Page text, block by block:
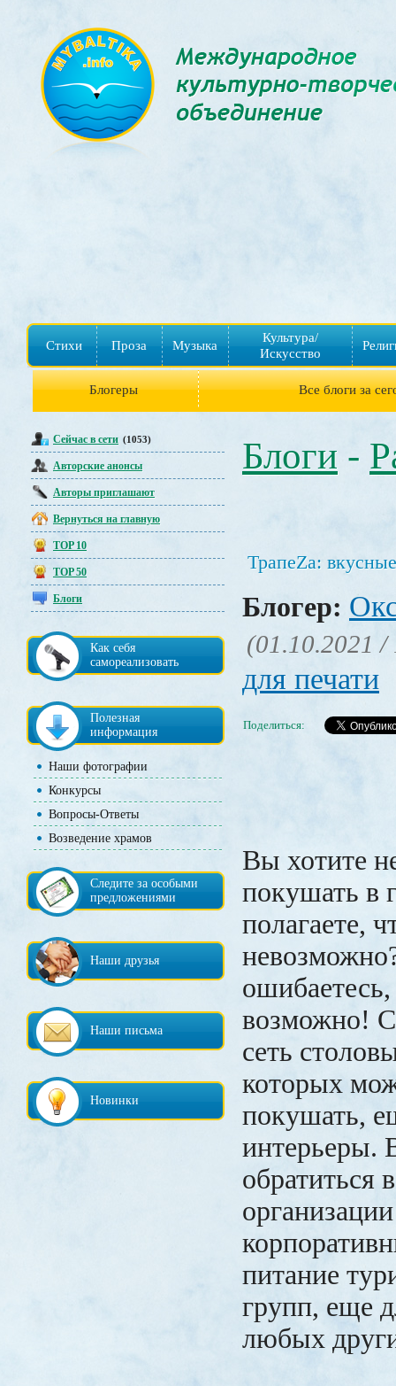
Стихи Проза Музыка
Культура/
Искусство
Блогеры Все блоги за
Сейчас в сети (1053)
Авторские анонсы
Авторы приглашают
Вернуться на главную
TOP 10
TOP 50
Блоги
Как себя
самореализовать
Полезная
информация
Наши фотографии
Конкурсы
Вопросы-Ответы
Возведение храмов
Следите за особыми
предложениями
Наши друзья
Наши письма
Новинки
Блоги -
ТрапеZа:
Блогер:
(01.10.2021 /
для печати
Поделиться:
Вы хотите
покушать в
полагаете,
ошибаетесь,
возможно!
сеть
которых
покушать,
интерьеры.
обратиться
питание
групп, еще
любых